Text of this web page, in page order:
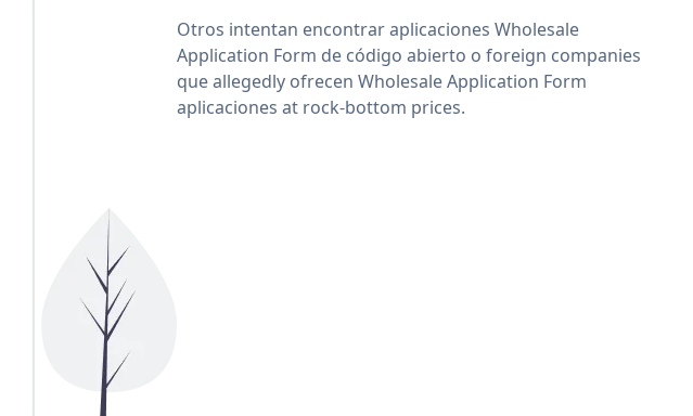
Otros intentan encontrar aplicaciones Wholesale
Application Form de código abierto o foreign companies
que allegedly ofrecen Wholesale Application Form
aplicaciones at rock-bottom prices.